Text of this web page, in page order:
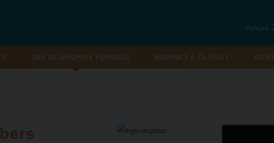
Volejte
JAK DLUHOPISY FUNGUJÍ NOVINKY A ČLÁNKY